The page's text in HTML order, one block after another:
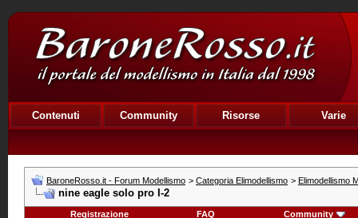
Contenuti Community Risorse Varie
BaroneRosso.it - Forum Modellismo > Categoria Elimodellismo > Elimodellismo
nine eagle solo pro I-2
Registrazione FAQ Community